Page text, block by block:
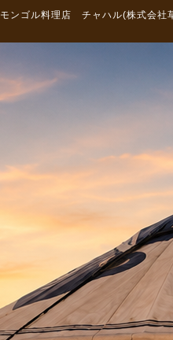
モンゴル料理店 チャハル(株式会社